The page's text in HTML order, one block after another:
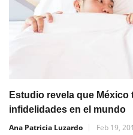
Estudio revela que
infidelidades en el mundo
Ana Patricia Luzardo
Feb 19,